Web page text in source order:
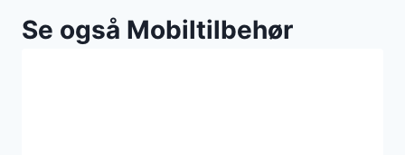
Se også Mobiltilbehør